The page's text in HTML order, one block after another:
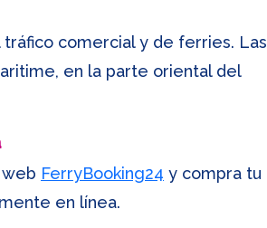
comercial y de ferries. Las
en la parte oriental del
FerryBooking24 y compra tu
en línea.